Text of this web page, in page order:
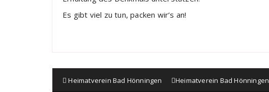
Es gibt viel zu tun, packen wir’s an!
Heimatverein Bad Hönningen Heimatverein Bad Hönningen